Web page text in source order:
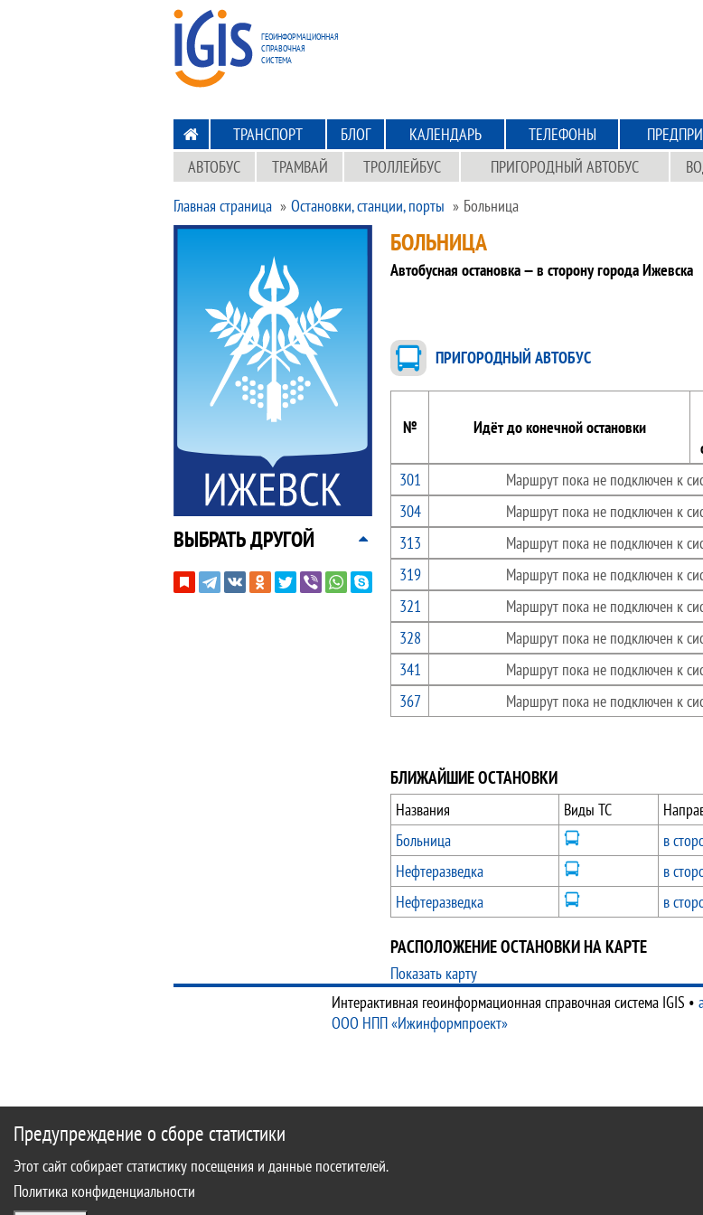
ГЕОИНФОРМАЦИОННАЯ
СПРАВОЧНАЯ
СИСТЕМА
НА ГЛАВНУЮ
ТРАНСПОРТ БЛОГ КАЛЕНДАРЬ ТЕЛЕФОНЫ
АВТОБУС
ТРАМВАЙ ТРОЛЛЕЙБУС ПРИГОРОДНЫЙ АВТОБУС
Главная страница
Остановки, станции, порты Больница
БОЛЬНИЦА
Автобусная остановка — в сторону города Ижевска
ПРИГОРОДНЫЙ АВТОБУС
№ Идёт до конечной остановки
301
Маршрут пока не подключен к
304
Маршрут пока не подключен к
313
Маршрут пока не подключен к
319
Маршрут пока не подключен к
321
Маршрут пока не подключен к
328
Маршрут пока не подключен к
341
Маршрут пока не подключен к
367
Маршрут пока не подключен к
БЛИЖАЙШИЕ ОСТАНОВКИ
Названия Виды ТС
Больница
в
Нефтеразведка
в
Нефтеразведка
в
РАСПОЛОЖЕНИЕ ОСТАНОВКИ НА КАРТЕ
Показать карту
ВЫБРАТЬ ДРУГОЙ
Интерактивная геоинформационная справочная система IGIS •
ООО НПП «Ижинформпроект»
Предупреждение о сборе статистики
Этот сайт собирает статистику посещения и данные посетителей.
Политика конфиденциальности